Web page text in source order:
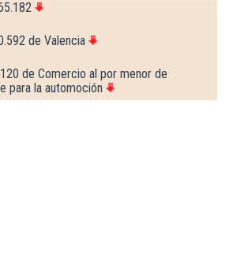
de Valencia
de Comercio al por menor de
para la automoción